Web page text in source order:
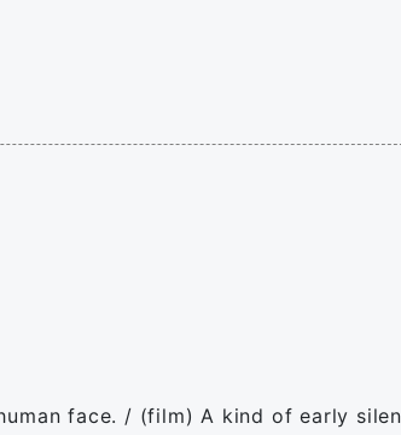
face. / (film) A kind of early